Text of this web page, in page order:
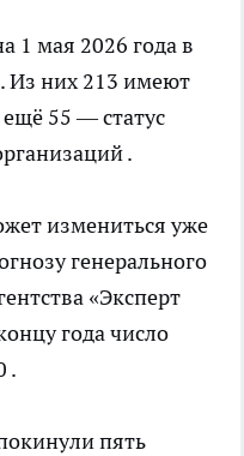
1 мая 2026 года в
Из них 213 имеют
55 — статус
.
измениться уже
генерального
«Эксперт
года число
.
пять